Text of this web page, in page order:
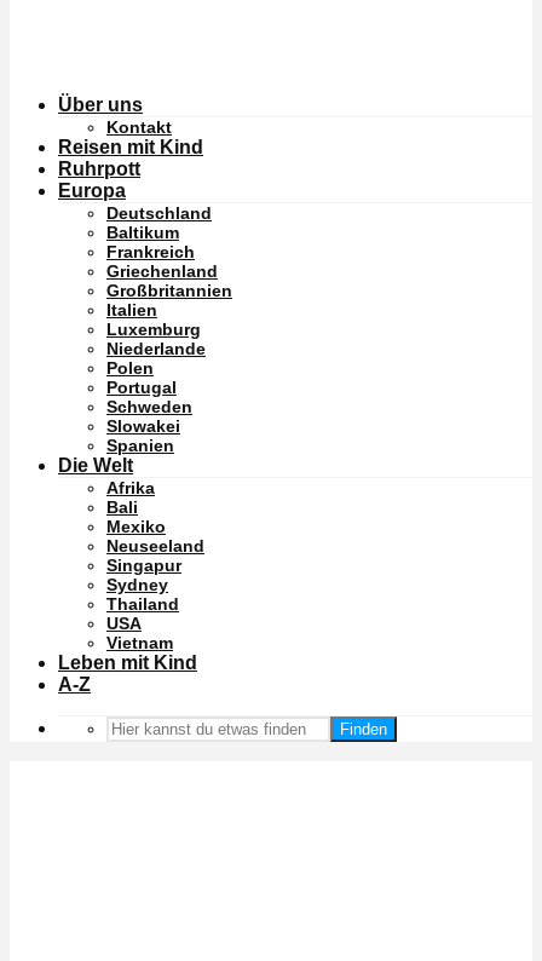
Über uns
Kontakt
Reisen mit Kind
Ruhrpott
Europa
Deutschland
Baltikum
Frankreich
Griechenland
Großbritannien
Italien
Luxemburg
Niederlande
Polen
Portugal
Schweden
Slowakei
Spanien
Die Welt
Afrika
Bali
Mexiko
Neuseeland
Singapur
Sydney
Thailand
USA
Vietnam
Leben mit Kind
A-Z
Finden